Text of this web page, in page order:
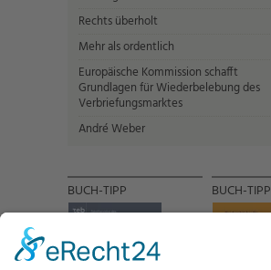
Rechts überholt
Mehr als ordentlich
Europäische Kommission schafft
Grundlagen für Wiederbelebung des
Verbriefungsmarktes
André Weber
BUCH-TIPP BUCH-TIPP